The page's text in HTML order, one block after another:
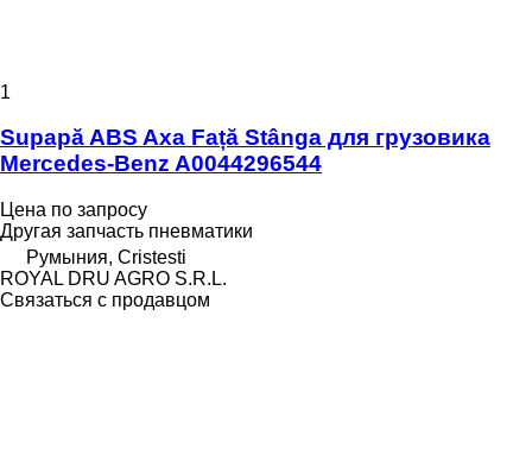
1
Supapă ABS Axa Față Stânga для грузовика
Mercedes-Benz A0044296544
Цена по запросу
Другая запчасть пневматики
Румыния, Cristesti
ROYAL DRU AGRO S.R.L.
Связаться с продавцом